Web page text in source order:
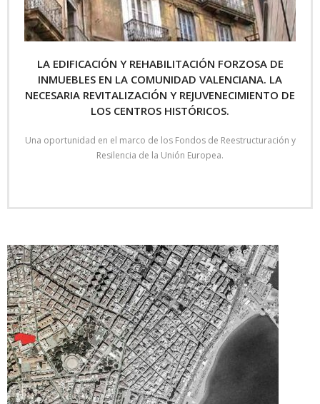
LA EDIFICACIÓN Y REHABILITACIÓN FORZOSA DE
INMUEBLES EN LA COMUNIDAD VALENCIANA. LA
NECESARIA REVITALIZACIÓN Y REJUVENECIMIENTO DE
LOS CENTROS HISTÓRICOS.
Una oportunidad en el marco de los Fondos de Reestructuración y
Resilencia de la Unión Europea.